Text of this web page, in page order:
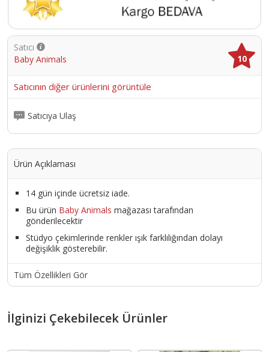
tamamlar.; Zarif detaylarıyla bezenmiş bu elbise Romper,
bebeğinizin tarzını ve güzelliğini ön plana çıkarır.
Ürün Kodu :1873-TKMTOGYLEOPARROMPERDANTEL10
Satıcı
Baby Animals
10
Satıcının diğer ürünlerini görüntüle
Satıcıya Ulaş
Ürün Açıklaması
14 gün içinde ücretsiz iade.
Bu ürün Baby Animals mağazası tarafından
gönderilecektir
Stüdyo çekimlerinde renkler ışık farklılığından dolayı
değişiklik gösterebilir.
Tüm Özellikleri Gör
İlginizi Çekebilecek Ürünler